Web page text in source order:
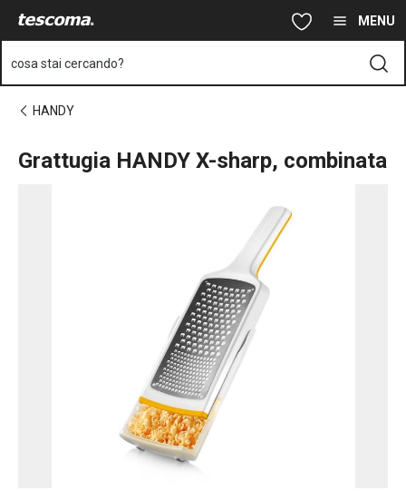
Vai al contenuto principale MENU
cosa stai cercando?
HANDY
Grattugia HANDY X-sharp, combinata